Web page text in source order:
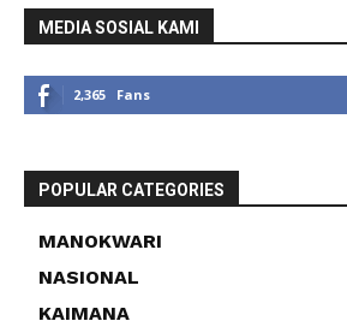
MEDIA SOSIAL KAMI
2,365 Fans
POPULAR CATEGORIES
MANOKWARI
NASIONAL
KAIMANA